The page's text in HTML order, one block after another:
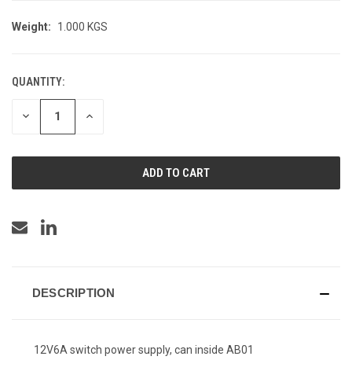
Weight: 1.000 KGS
CURRENT
STOCK:
QUANTITY:
DECREASE INCREASE
DESCRIPTION
12V6A switch power supply, can inside AB01